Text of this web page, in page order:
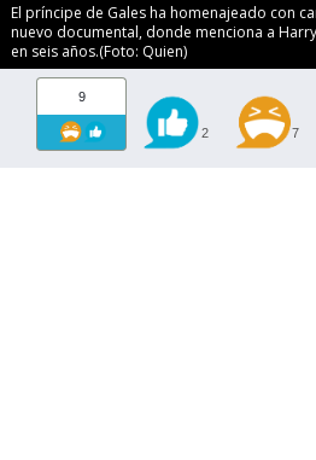
El príncipe de Gales ha homenajeado con
nuevo documental, donde menciona a
en seis años.(Foto: Quien)
9
2 7